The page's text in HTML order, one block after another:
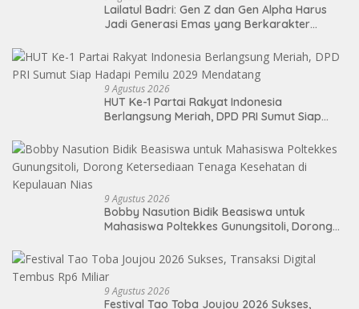
Lailatul Badri: Gen Z dan Gen Alpha Harus
Jadi Generasi Emas yang Berkarakter
9 Agustus 2026
HUT Ke-1 Partai Rakyat Indonesia
Berlangsung Meriah, DPD PRI Sumut Siap
9 Agustus 2026
Bobby Nasution Bidik Beasiswa untuk
Mahasiswa Poltekkes Gunungsitoli, Dorong
Kepulauan Nias
9 Agustus 2026
Festival Tao Toba Joujou 2026 Sukses,